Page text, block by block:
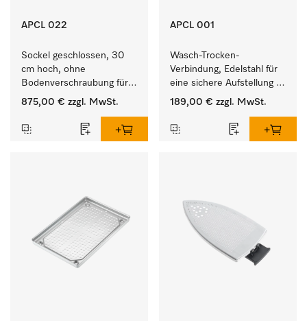
APCL 022
Sockel geschlossen, 30
cm hoch, ohne
Bodenverschraubung für
ein ergonomisches Be-
Waschmaschine und
875,00 € zzgl. MwSt.
APCL 001
Wasch-Trocken-
Verbindung, Edelstahl für
eine sichere Aufstellung
zu einer Wasch-Trocken-
189,00 € zzgl. MwSt.